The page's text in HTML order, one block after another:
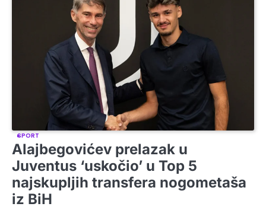
SPORT
Alajbegovićev prelazak u
Juventus ‘uskočio’ u Top 5
najskupljih transfera nogometaša
iz BiH